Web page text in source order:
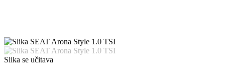
Slika se učitava